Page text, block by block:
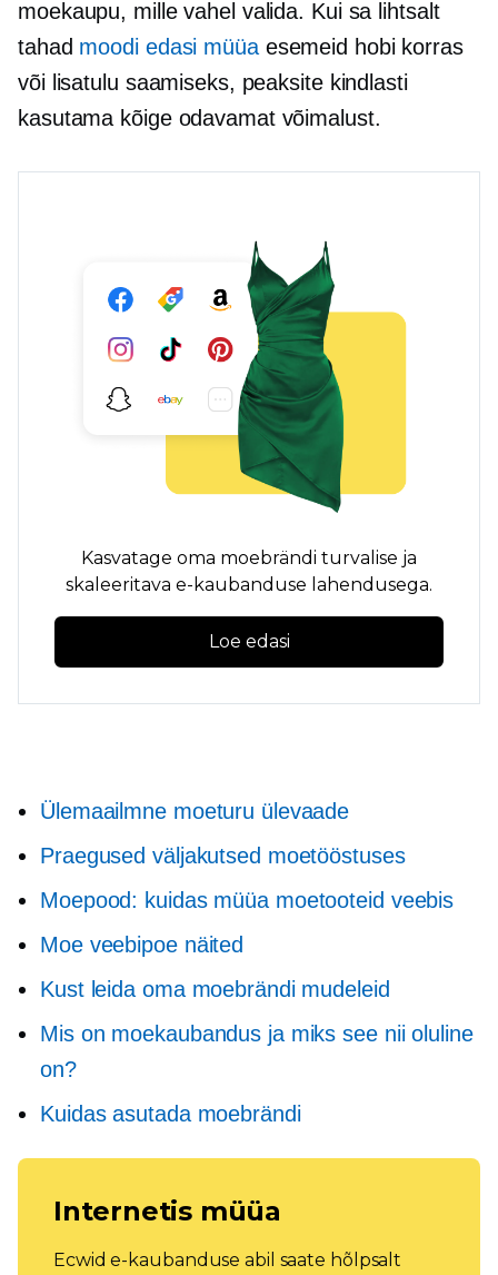
moekaupu, mille vahel valida. Kui sa lihtsalt
tahad moodi edasi müüaesemeid hobi korras
või lisatulu saamiseks, peaksite kindlasti
kasutama kõige odavamat võimalust.
Kasvatage oma moebrändi turvalise ja
skaleeritava e-kaubanduse lahendusega.
Loe edasi
Ülemaailmne moeturu ülevaade
Praegused väljakutsed moetööstuses
Moepood: kuidas müüa moetooteid veebis
Moe veebipoe näited
Kust leida oma moebrändi mudeleid
Mis on moekaubandus ja miks see nii oluline
on?
Kuidas asutada moebrändi
Internetis müüa
Ecwid e-kaubanduse abil saate hõlpsalt